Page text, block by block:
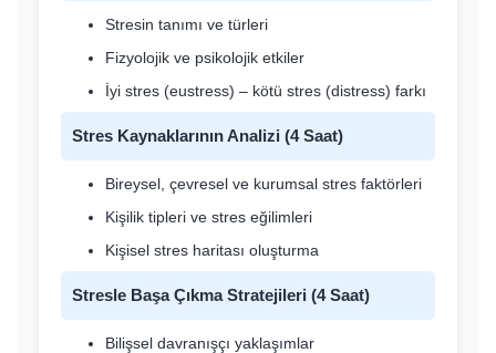
Stresin tanımı ve türleri
Fizyolojik ve psikolojik etkiler
İyi stres (eustress) – kötü stres (distress) farkı
Stres Kaynaklarının Analizi (4 Saat)
Bireysel, çevresel ve kurumsal stres faktörleri
Kişilik tipleri ve stres eğilimleri
Kişisel stres haritası oluşturma
Stresle Başa Çıkma Stratejileri (4 Saat)
Bilişsel davranışçı yaklaşımlar